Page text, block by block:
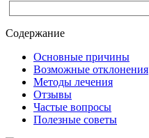
Содержание
Основные причины
Возможные отклонения
Методы лечения
Отзывы
Частые вопросы
Полезные советы